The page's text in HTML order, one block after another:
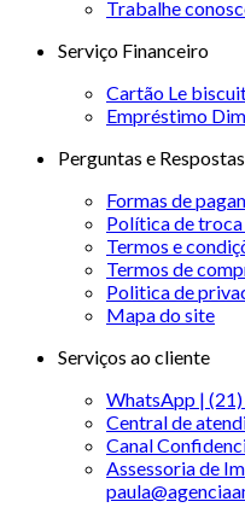
Trabalhe
Serviço Financeiro
Cartão Le
Empréstimo
Perguntas e Respostas
Formas de
Política de
Termos e
Termos de
Politica de
Mapa do site
Serviços ao cliente
WhatsApp |
Central de
Canal
Assessoria de